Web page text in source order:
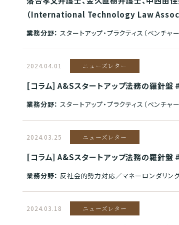
（International Technology Law
業務分野： スタートアップ・プラクティス（ベンチャ
2024.04.01 ニューズレター
[コラム] A&Sスタートアップ法務の羅針盤
業務分野： スタートアップ・プラクティス（ベンチャ
2024.03.25 ニューズレター
[コラム] A&Sスタートアップ法務の羅針
業務分野： 反社会的勢力対応／マネーロンダリング
2024.03.18 ニューズレター